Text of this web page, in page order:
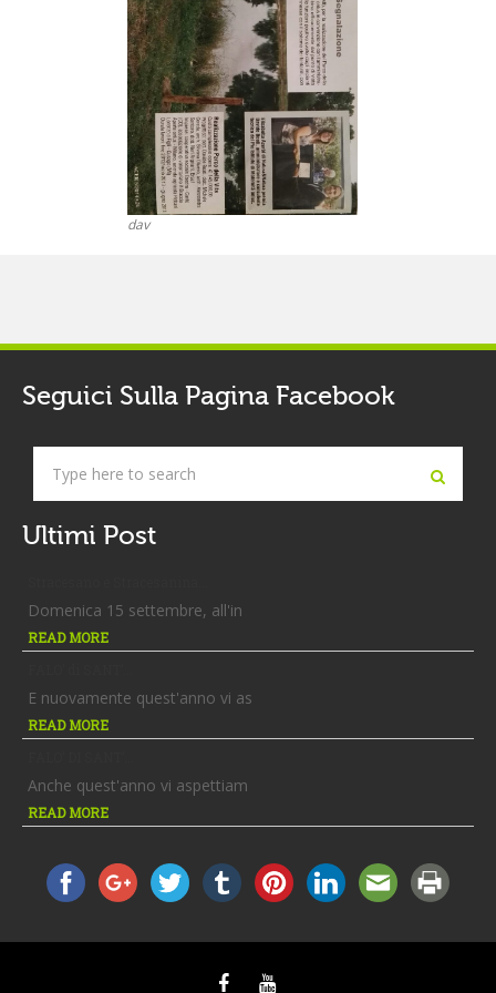
dav
Seguici Sulla Pagina Facebook
Ultimi Post
Domenica 15 settembre, all'in
READ MORE
E nuovamente quest'anno vi as
READ MORE
Anche quest'anno vi aspettiam
READ MORE